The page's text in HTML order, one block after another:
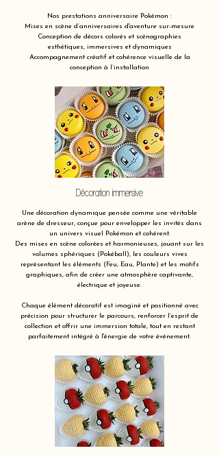
Nos prestations anniversaire Pokémon :
Mises en scène d’anniversaires d'aventure sur-mesure
Conception de décors colorés et scénographies
esthétiques, immersives et dynamiques
Accompagnement créatif et cohérence visuelle de la
conception à l’installation
Décoration immersive
Une décoration dynamique pensée comme une véritable
arène de dresseur, conçue pour envelopper les invités dans
un univers visuel Pokémon et cohérent.
Des mises en scène colorées et harmonieuses, jouant sur les
volumes sphériques (Pokéball), les couleurs vives
représentant les éléments (Feu, Eau, Plante) et les motifs
graphiques, afin de créer une atmosphère captivante,
électrique et joyeuse.
Chaque élément décoratif est imaginé et positionné avec
précision pour structurer le parcours, renforcer l’esprit de
collection et offrir une immersion totale, tout en restant
parfaitement intégré à l'énergie de votre événement.